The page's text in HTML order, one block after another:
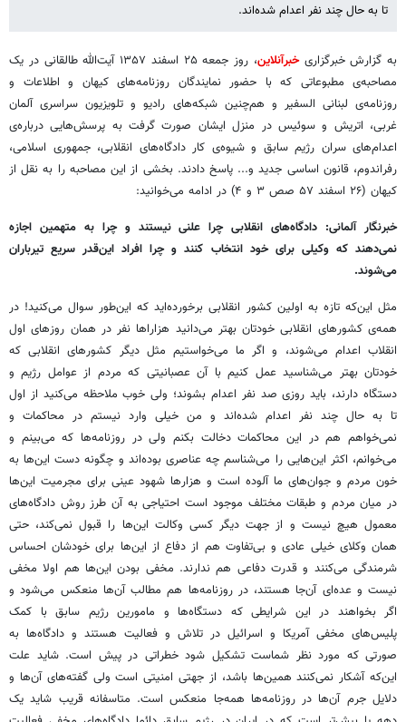
تا به حال چند نفر اعدام شده‌اند.
به گزارش خبرگزاریخبرآنلاین
، روز جمعه ۲۵ اسفند ۱۳۵۷ آیت‌الله طالقانی در یک
مصاحبه‌ی مطبوعاتی که با حضور نمایندگان روزنامه‌های کیهان و اطلاعات و
روزنامه‌ی لبنانی السفیر و هم‌چنین شبکه‌های رادیو و تلویزیون سراسری آلمان
غربی، اتریش و سوئیس در منزل ایشان صورت گرفت به پرسش‌هایی درباره‌ی
اعدام‌های سران رژیم سابق و شیوه‌ی کار دادگاه‌های انقلابی، جمهوری اسلامی،
رفراندوم، قانون اساسی جدید و... پاسخ دادند. بخشی از این مصاحبه را به نقل از
کیهان (۲۶ اسفند ۵۷ صص ۳ و ۴) در ادامه می‌خوانید:
خبرنگار آلمانی: دادگاه‌های انقلابی چرا علنی نیستند و چرا به متهمین اجازه
نمی‌دهند که وکیلی برای خود انتخاب کنند و چرا افراد این‌قدر سریع تیرباران
می‌شوند.
مثل این‌که تازه به اولین کشور انقلابی برخورده‌اید که این‌طور سوال می‌کنید! در
همه‌ی کشورهای انقلابی خودتان بهتر می‌دانید هزاراها نفر در همان روزهای اول
انقلاب اعدام می‌شوند، و اگر ما می‌خواستیم مثل دیگر کشورهای انقلابی که
خودتان بهتر می‌شناسید عمل کنیم با آن عصبانیتی که مردم از عوامل رژیم و
دستگاه دارند، باید روزی صد نفر اعدام بشوند؛ ولی خوب ملاحظه می‌کنید از اول
تا به حال چند نفر اعدام شده‌اند و من خیلی وارد نیستم در محاکمات و
نمی‌خواهم هم در این محاکمات دخالت بکنم ولی در روزنامه‌ها که می‌بینم و
می‌خوانم، اکثر این‌هایی را می‌شناسم چه عناصری بوده‌اند و چگونه دست این‌ها به
خون مردم و جوان‌های ما آلوده است و هزارها شهود عینی برای مجرمیت این‌ها
در میان مردم و طبقات مختلف موجود است احتیاجی به آن طرز روش دادگاه‌های
معمول هیچ نیست و از جهت دیگر کسی وکالت این‌ها را قبول نمی‌کند، حتی
همان وکلای خیلی عادی و بی‌تفاوت هم از دفاع از این‌ها برای خودشان احساس
شرمندگی می‌کنند و قدرت دفاعی هم ندارند. مخفی بودن این‌ها هم اولا مخفی
نیست و عده‌ای آن‌جا هستند، در روزنامه‌ها هم مطالب آن‌ها منعکس می‌شود و
اگر بخواهند در این شرایطی که دستگاه‌ها و مامورین رژیم سابق با کمک
پلیس‌های مخفی آمریکا و اسرائیل در تلاش و فعالیت هستند و دادگاه‌ها به
صورتی که مورد نظر شماست تشکیل شود خطراتی در پیش است. شاید علت
این‌که آشکار نمی‌کنند همین‌ها باشد، از جهتی امنیتی است ولی گفته‌های آن‌ها و
دلایل جرم آن‌ها در روزنامه‌ها همه‌جا منعکس است. متاسفانه قریب شاید یک